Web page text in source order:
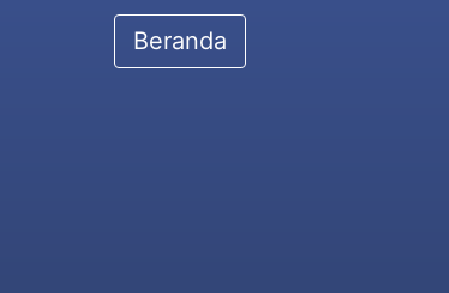
Beranda